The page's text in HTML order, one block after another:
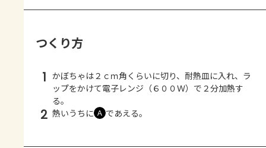
つくり方
1 かぼちゃは２ｃｍ角くらいに切り、耐熱皿に入れ、ラ
ップをかけて電子レンジ（６００Ｗ）で２分加熱す
る。
2 熱いうちに Ａ であえる。